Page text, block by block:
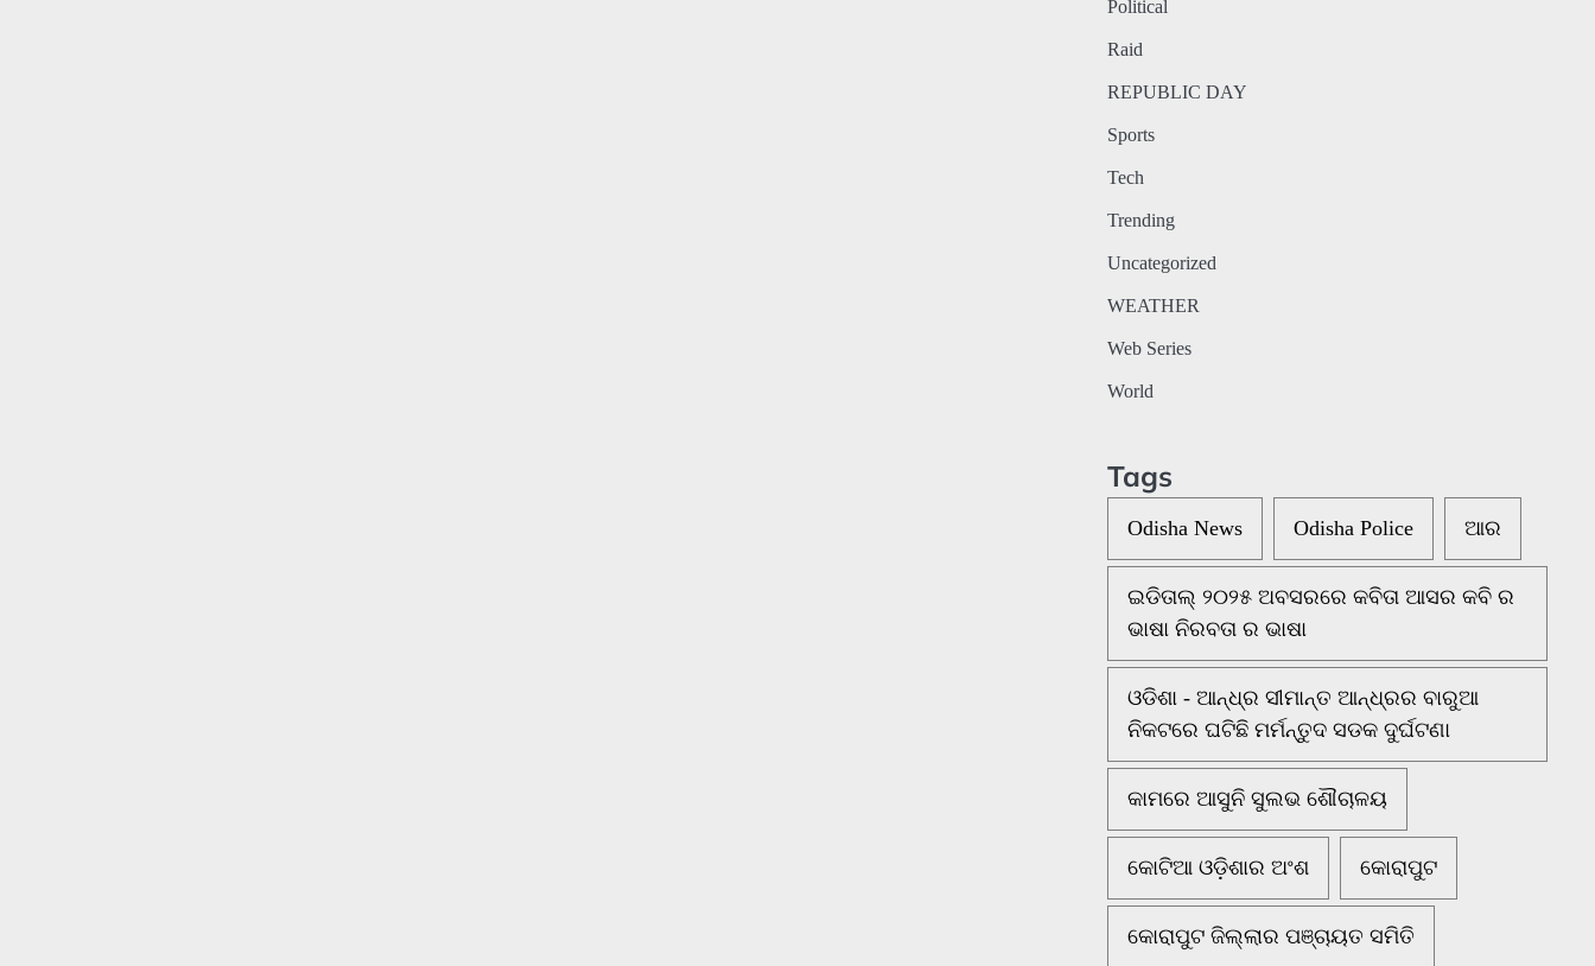
Political
Raid
REPUBLIC DAY
Sports
Tech
Trending
Uncategorized
WEATHER
Web Series
World
Tags
Odisha News Odisha Police ଆର
ଇଡିତାଲ୍ ୨୦୨୫ ଅବସରରେ କବିତା ଆସର କବି ର
ଭାଷା ନିରବତା ର ଭାଷା
ଓଡିଶା - ଆନ୍ଧ୍ର ସୀମାନ୍ତ ଆନ୍ଧ୍ରର ବାରୁଆ
ନିକଟରେ ଘଟିଛି ମର୍ମନ୍ତୁଦ ସଡକ ଦୁର୍ଘଟଣା
କାମରେ ଆସୁନି ସୁଲଭ ଶୌଚାଳୟ
କୋଟିଆ ଓଡ଼ିଶାର ଅଂଶ କୋରାପୁଟ
କୋରାପୁଟ ଜିଲ୍ଲାର ପଞ୍ଚାୟତ ସମିତି